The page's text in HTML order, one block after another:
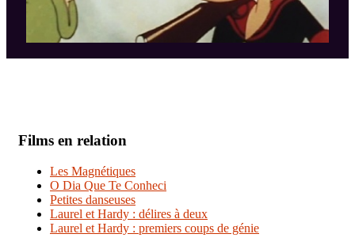
Films en relation
Les Magnétiques
O Dia Que Te Conheci
Petites danseuses
Laurel et Hardy : délires à deux
Laurel et Hardy : premiers coups de génie